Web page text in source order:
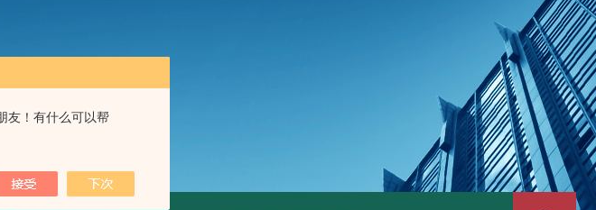
友！有什么可以帮